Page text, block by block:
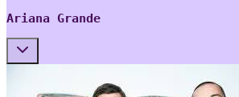
Ariana Grande